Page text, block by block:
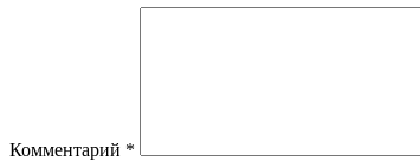
Комментарий *